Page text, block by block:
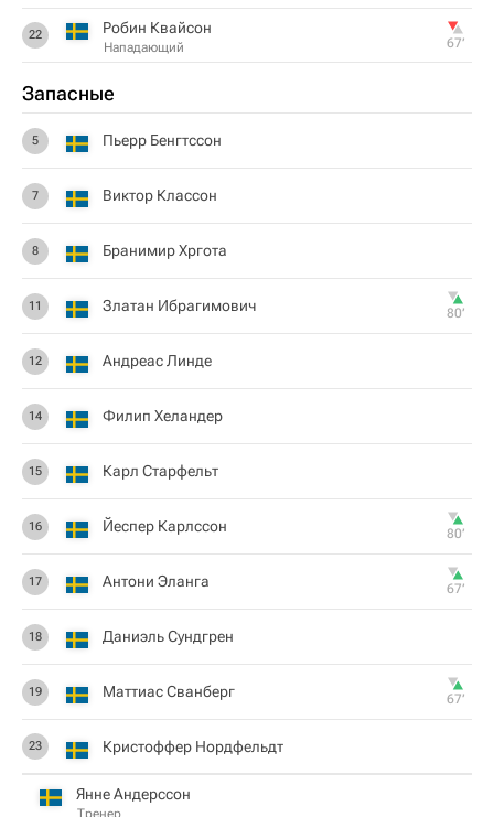
22 Робин Квайсон
Нападающий 67‎’‎
Запасные
5 Пьерр Бенгтссон
7 Виктор Классон
8 Бранимир Хргота
11 Златан Ибрагимович 80‎’‎
12 Андреас Линде
14 Филип Хеландер
15 Карл Старфельт
16 Йеспер Карлссон 80‎’‎
17 Антони Эланга 67‎’‎
18 Даниэль Сундгрен
19 Маттиас Сванберг 67‎’‎
23 Кристоффер Нордфельдт
Янне Андерссон
Тренер